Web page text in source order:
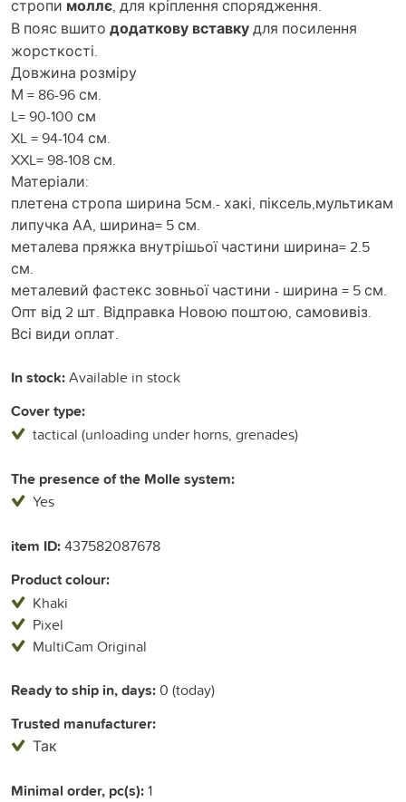
стропи моллє, для кріплення спорядження.
В пояс вшито додаткову вставкудля посилення
жорсткості.
Довжина розміру
М = 86-96 см.
L= 90-100 см
XL = 94-104 см.
XXL= 98-108 см.
Матеріали:
плетена стропа ширина 5см.- хакі, піксель,мультикам
липучка АА, ширина= 5 см.
металева пряжка внутрішьої частини ширина= 2.5
см.
металевий фастекс зовньої частини - ширина = 5 см.
Опт від 2 шт. Відправка Новою поштою, самовивіз.
Всі види оплат.
In stock:Available in stock
Cover type:
tactical (unloading under horns, grenades)
The presence of the Molle system:
Yes
item ID:437582087678
Product colour:
Khaki
Pixel
MultiCam Original
Ready to ship in, days:0 (today)
Trusted manufacturer:
Так
Minimal order, pc(s):1